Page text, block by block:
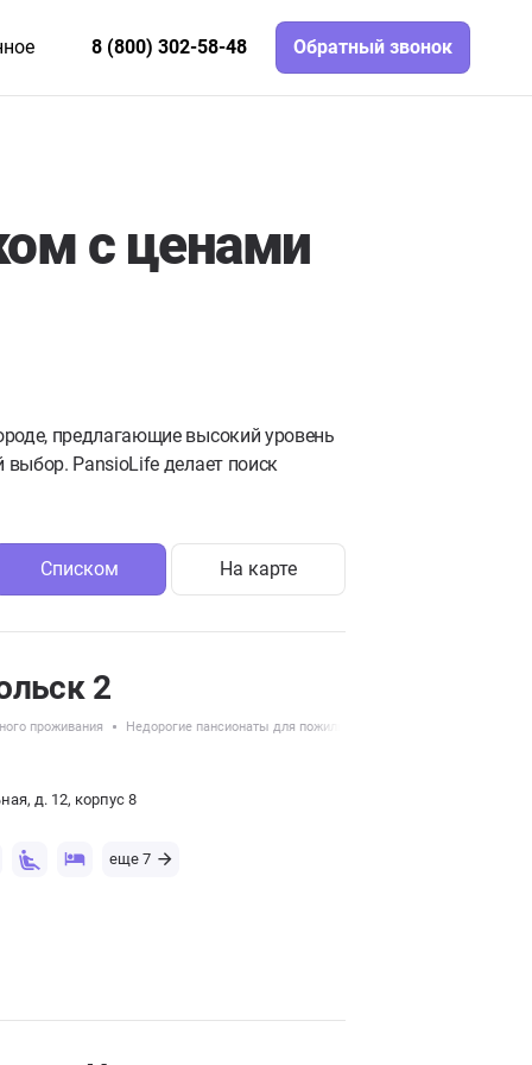
8 (800) 302-58-48 Обратный звонок
с ценами
предлагающие высокий уровень
PansioLife делает поиск
Списком На карте
2
проживания Недорогие пансионаты для пожилых
д. 12, корпус 8
еще 7